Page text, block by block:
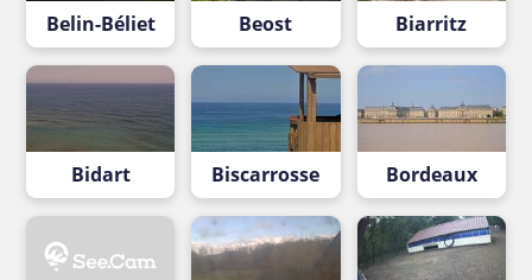
Belin-Béliet Beost Biarritz
Bidart Biscarrosse Bordeaux